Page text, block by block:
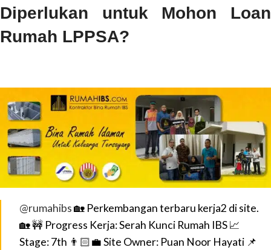
Diperlukan untuk Mohon Loan
Rumah LPPSA?
@rumahibs🏡 Perkembangan terbaru kerja2 di site.
🏡 🚧 Progress Kerja: Serah Kunci Rumah IBS 📈
Stage: 7th 👨🏻‍💼 Site Owner: Puan Noor Hayati 📌